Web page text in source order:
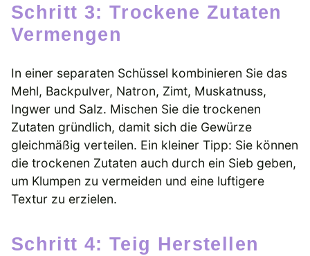
Schritt 3: Trockene Zutaten
Vermengen
In einer separaten Schüssel kombinieren Sie das
Mehl, Backpulver, Natron, Zimt, Muskatnuss,
Ingwer und Salz. Mischen Sie die trockenen
Zutaten gründlich, damit sich die Gewürze
gleichmäßig verteilen. Ein kleiner Tipp: Sie können
die trockenen Zutaten auch durch ein Sieb geben,
um Klumpen zu vermeiden und eine luftigere
Textur zu erzielen.
Schritt 4: Teig Herstellen